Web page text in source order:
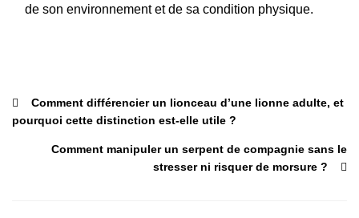
de son environnement et de sa condition physique.
Comment différencier un lionceau d’une lionne adulte, et
pourquoi cette distinction est-elle utile ?
Comment manipuler un serpent de compagnie sans le
stresser ni risquer de morsure ?